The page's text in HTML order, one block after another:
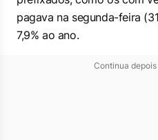
pagava na segunda-feira
7,9% ao ano.
Continua